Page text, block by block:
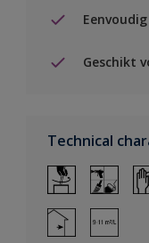
Geschikt
Technical